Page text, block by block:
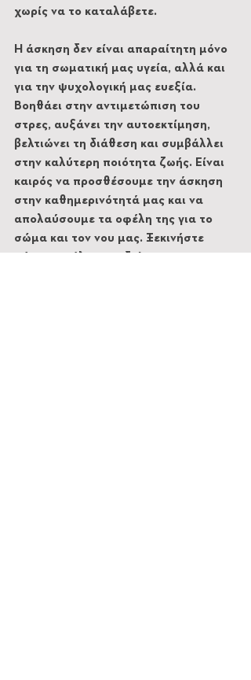
χωρίς να το καταλάβετε.
Η άσκηση δεν είναι απαραίτητη μόνο
για τη σωματική μας υγεία, αλλά και
για την ψυχολογική μας ευεξία.
Βοηθάει στην αντιμετώπιση του
στρες, αυξάνει την αυτοεκτίμηση,
βελτιώνει τη διάθεση και συμβάλλει
στην καλύτερη ποιότητα ζωής. Είναι
καιρός να προσθέσουμε την άσκηση
στην καθημερινότητά μας και να
απολαύσουμε τα οφέλη της για το
σώμα και τον νου μας. Ξεκινήστε